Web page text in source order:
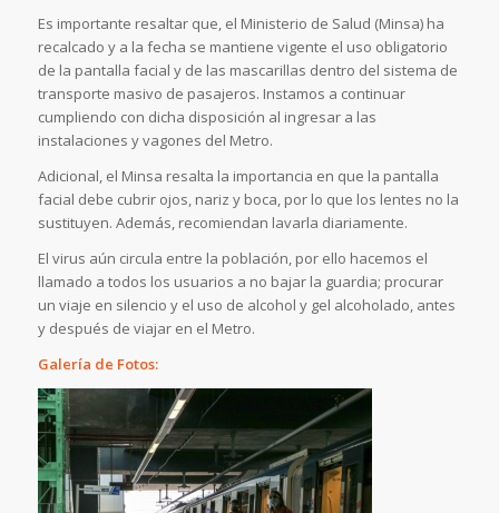
Es importante resaltar que, el Ministerio de Salud (Minsa) ha
recalcado y a la fecha se mantiene vigente el uso obligatorio
de la pantalla facial y de las mascarillas dentro del sistema de
transporte masivo de pasajeros. Instamos a continuar
cumpliendo con dicha disposición al ingresar a las
instalaciones y vagones del Metro.
Adicional, el Minsa resalta la importancia en que la pantalla
facial debe cubrir ojos, nariz y boca, por lo que los lentes no la
sustituyen. Además, recomiendan lavarla diariamente.
El virus aún circula entre la población, por ello hacemos el
llamado a todos los usuarios a no bajar la guardia; procurar
un viaje en silencio y el uso de alcohol y gel alcoholado, antes
y después de viajar en el Metro.
Galería de Fotos: